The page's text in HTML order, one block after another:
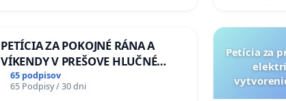
PETÍCIA ZA POKOJNÉ RÁNA A
VÍKENDY V PREŠOVE HLUČNÉ
STAVEBNÉ PRÁCE V SOBOTU LEN
OD 9.00 DO 13.00 HOD., CEZ
65 podpisov
65 Podpisy / 30 dni
Petícia za